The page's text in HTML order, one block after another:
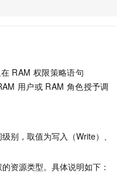
RAM 权限策略语句
用户或 RAM 角色授予调
别，取值为写入（Write）、
资源类型。具体说明如下：